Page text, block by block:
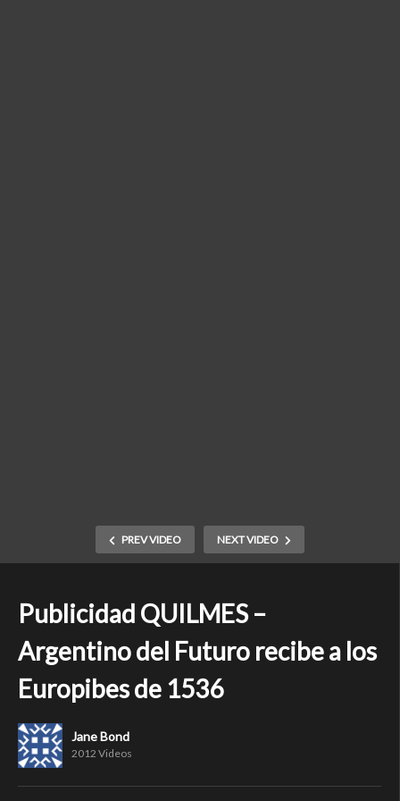
PREV VIDEO NEXT VIDEO
Publicidad QUILMES –
Argentino del Futuro recibe a los
Europibes de 1536
Jane Bond
2012 Videos